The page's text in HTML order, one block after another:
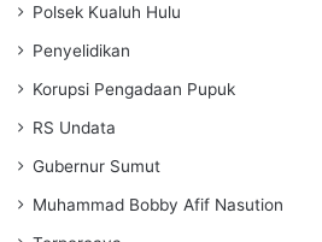
Polsek Kualuh Hulu
Penyelidikan
Korupsi Pengadaan Pupuk
RS Undata
Gubernur Sumut
Muhammad Bobby Afif Nasution